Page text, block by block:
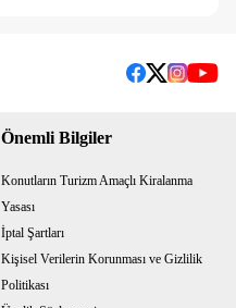
Önemli Bilgiler
Konutların Turizm Amaçlı Kiralanma
Yasası
İptal Şartları
Kişisel Verilerin Korunması ve Gizlilik
Politikası